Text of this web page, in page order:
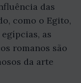
das
como o Egito,
as
romanos são
da arte